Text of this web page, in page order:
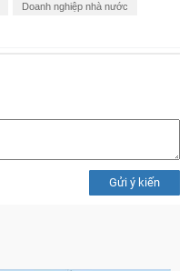
Doanh nghiệp nhà nước
Gửi ý kiến